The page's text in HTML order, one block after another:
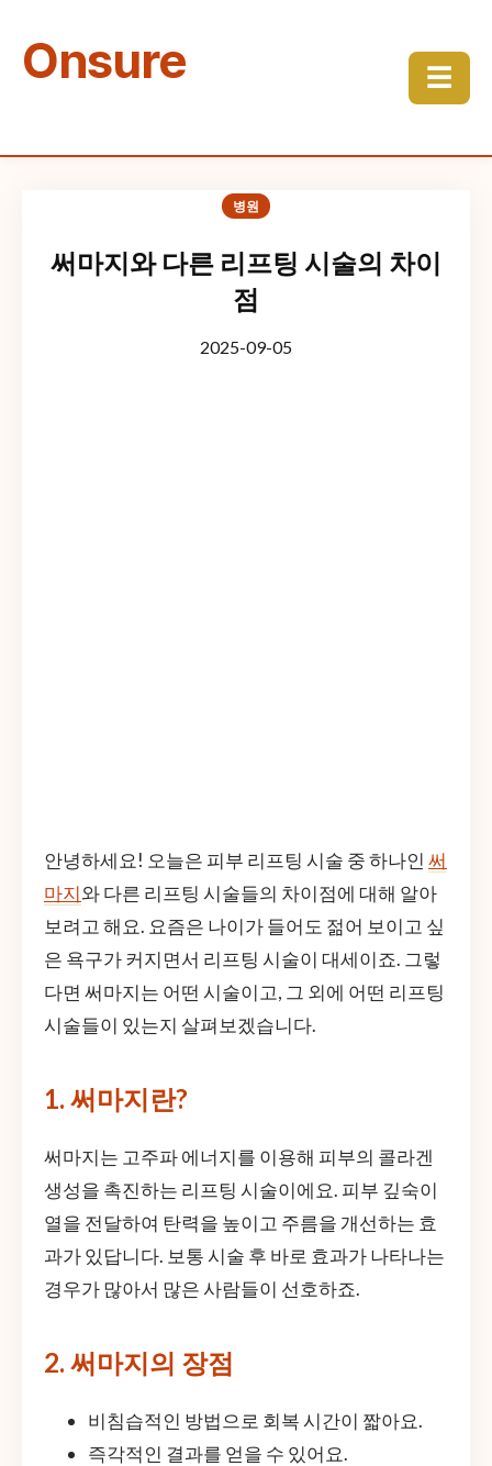
Onsure ☰
병원
써마지와 다른 리프팅 시술의 차이
점
2025-09-05
안녕하세요! 오늘은 피부 리프팅 시술 중 하나인 써
마지와 다른 리프팅 시술들의 차이점에 대해 알아
보려고 해요. 요즘은 나이가 들어도 젊어 보이고 싶
은 욕구가 커지면서 리프팅 시술이 대세이죠. 그렇
다면 써마지는 어떤 시술이고, 그 외에 어떤 리프팅
시술들이 있는지 살펴보겠습니다.
1. 써마지란?
써마지는 고주파 에너지를 이용해 피부의 콜라겐
생성을 촉진하는 리프팅 시술이에요. 피부 깊숙이
열을 전달하여 탄력을 높이고 주름을 개선하는 효
과가 있답니다. 보통 시술 후 바로 효과가 나타나는
경우가 많아서 많은 사람들이 선호하죠.
2. 써마지의 장점
비침습적인 방법으로 회복 시간이 짧아요.
즉각적인 결과를 얻을 수 있어요.